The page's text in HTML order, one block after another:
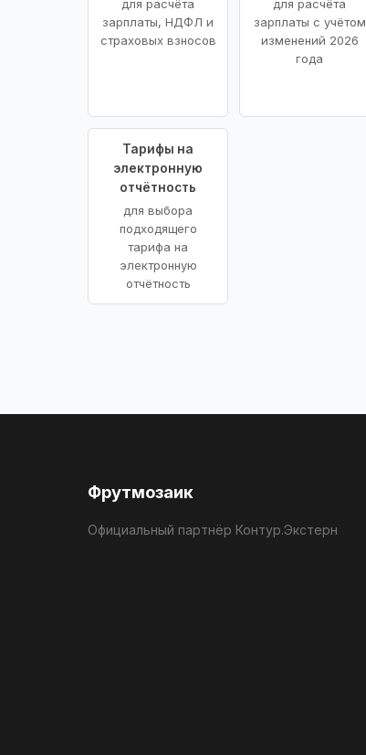
для расчёта
зарплаты, НДФЛ и
страховых взносов
для расчёта
зарплаты с учётом
изменений 2026
года
Тарифы на
электронную
отчётность
для выбора
подходящего
тарифа на
электронную
отчётность
Фрутмозаик
Официальный партнёр Контур.Экстерн